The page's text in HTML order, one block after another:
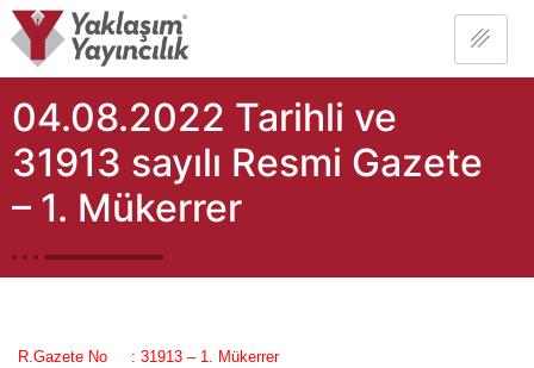
04.08.2022 Tarihli ve
31913 sayılı Resmi Gazete
– 1. Mükerrer
R.Gazete No : 31913 – 1. Mükerrer